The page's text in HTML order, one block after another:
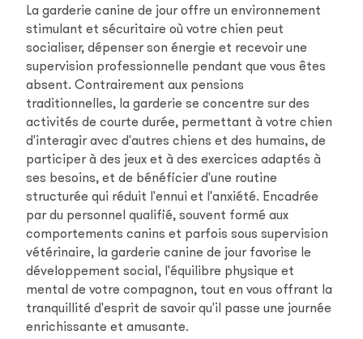
La garderie canine de jour offre un environnement
stimulant et sécuritaire où votre chien peut
socialiser, dépenser son énergie et recevoir une
supervision professionnelle pendant que vous êtes
absent. Contrairement aux pensions
traditionnelles, la garderie se concentre sur des
activités de courte durée, permettant à votre chien
d'interagir avec d'autres chiens et des humains, de
participer à des jeux et à des exercices adaptés à
ses besoins, et de bénéficier d'une routine
structurée qui réduit l'ennui et l'anxiété. Encadrée
par du personnel qualifié, souvent formé aux
comportements canins et parfois sous supervision
vétérinaire, la garderie canine de jour favorise le
développement social, l'équilibre physique et
mental de votre compagnon, tout en vous offrant la
tranquillité d'esprit de savoir qu'il passe une journée
enrichissante et amusante.